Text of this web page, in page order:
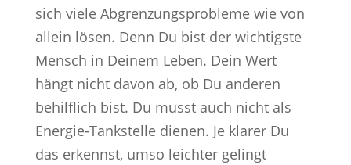
sich viele Abgrenzungsprobleme wie von
allein lösen. Denn Du bist der wichtigste
Mensch in Deinem Leben. Dein Wert
hängt nicht davon ab, ob Du anderen
behilflich bist. Du musst auch nicht als
Energie-Tankstelle dienen. Je klarer Du
das erkennst, umso leichter gelingt